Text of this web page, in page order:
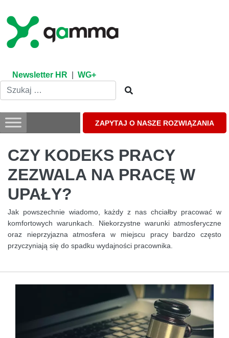
content
Newsletter HR WG+
ZAPYTAJ O NASZE ROZWIĄZANIA
CZY KODEKS PRACY
ZEZWALA NA PRACĘ W
UPAŁY?
Jak powszechnie wiadomo, każdy z nas chciałby pracować w
komfortowych warunkach. Niekorzystne warunki atmosferyczne
oraz nieprzyjazna atmosfera w miejscu pracy bardzo często
przyczyniają się do spadku wydajności pracownika.